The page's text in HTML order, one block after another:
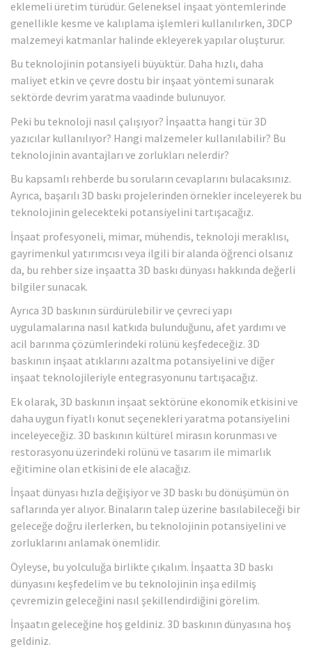
eklemeli üretim türüdür. Geleneksel inşaat yöntemlerinde
genellikle kesme ve kalıplama işlemleri kullanılırken, 3DCP
malzemeyi katmanlar halinde ekleyerek yapılar oluşturur.
Bu teknolojinin potansiyeli büyüktür. Daha hızlı, daha
maliyet etkin ve çevre dostu bir inşaat yöntemi sunarak
sektörde devrim yaratma vaadinde bulunuyor.
Peki bu teknoloji nasıl çalışıyor? İnşaatta hangi tür 3D
yazıcılar kullanılıyor? Hangi malzemeler kullanılabilir? Bu
teknolojinin avantajları ve zorlukları nelerdir?
Bu kapsamlı rehberde bu soruların cevaplarını bulacaksınız.
Ayrıca, başarılı 3D baskı projelerinden örnekler inceleyerek bu
teknolojinin gelecekteki potansiyelini tartışacağız.
İnşaat profesyoneli, mimar, mühendis, teknoloji meraklısı,
gayrimenkul yatırımcısı veya ilgili bir alanda öğrenci olsanız
da, bu rehber size inşaatta 3D baskı dünyası hakkında değerli
bilgiler sunacak.
Ayrıca 3D baskının sürdürülebilir ve çevreci yapı
uygulamalarına nasıl katkıda bulunduğunu, afet yardımı ve
acil barınma çözümlerindeki rolünü keşfedeceğiz. 3D
baskının inşaat atıklarını azaltma potansiyelini ve diğer
inşaat teknolojileriyle entegrasyonunu tartışacağız.
Ek olarak, 3D baskının inşaat sektörüne ekonomik etkisini ve
daha uygun fiyatlı konut seçenekleri yaratma potansiyelini
inceleyeceğiz. 3D baskının kültürel mirasın korunması ve
restorasyonu üzerindeki rolünü ve tasarım ile mimarlık
eğitimine olan etkisini de ele alacağız.
İnşaat dünyası hızla değişiyor ve 3D baskı bu dönüşümün ön
saflarında yer alıyor. Binaların talep üzerine basılabileceği bir
geleceğe doğru ilerlerken, bu teknolojinin potansiyelini ve
zorluklarını anlamak önemlidir.
Öyleyse, bu yolculuğa birlikte çıkalım. İnşaatta 3D baskı
dünyasını keşfedelim ve bu teknolojinin inşa edilmiş
çevremizin geleceğini nasıl şekillendirdiğini görelim.
İnşaatın geleceğine hoş geldiniz. 3D baskının dünyasına hoş
geldiniz.